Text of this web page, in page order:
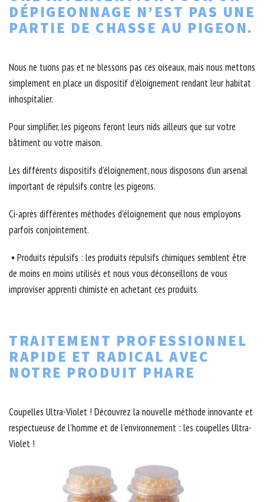
DÉPIGEONNAGE N’EST PAS UNE
PARTIE DE CHASSE AU PIGEON.
Nous ne tuons pas et ne blessons pas ces oiseaux, mais nous mettons
simplement en place un dispositif d’éloignement rendant leur habitat
inhospitalier.
Pour simplifier, les pigeons feront leurs nids ailleurs que sur votre
bâtiment ou votre maison.
Les différents dispositifs d’éloignement, nous disposons d’un arsenal
important de répulsifs contre les pigeons.
Ci-après différentes méthodes d’éloignement que nous employons
parfois conjointement.
• Produits répulsifs : les produits répulsifs chimiques semblent être
de moins en moins utilisés et nous vous déconseillons de vous
improviser apprenti chimiste en achetant ces produits.
TRAITEMENT PROFESSIONNEL
RAPIDE ET RADICAL AVEC
NOTRE PRODUIT PHARE
Coupelles Ultra-Violet ! Découvrez la nouvelle méthode innovante et
respectueuse de l’homme et de l’environnement : les coupelles Ultra-
Violet !